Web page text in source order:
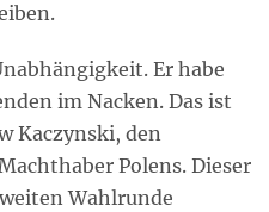
Er habe
im Nacken. Das ist
Kaczynski, den
Polens. Dieser
Wahlrunde